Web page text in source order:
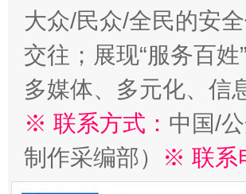
大众/民众/全民的安
交往；展现“服务百
多媒体、多元化、信
※ 联系方式： 中国/
制作采编部）
※ 联系